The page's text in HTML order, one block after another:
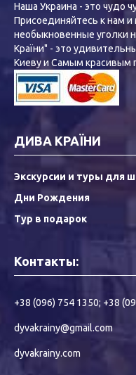
Наша Украина - это чудо
Присоединяйтесь к нам
необыкновенные уголки
Країни" - это
Киеву и Самым красивым
ДИВА КРАЇНИ
Экскурсии и туры для
Дни Рождения
Тур в подарок
Контакты:
+38 (096) 754 1350; +38
dyvakrainy@gmail.com
dyvakrainy.com